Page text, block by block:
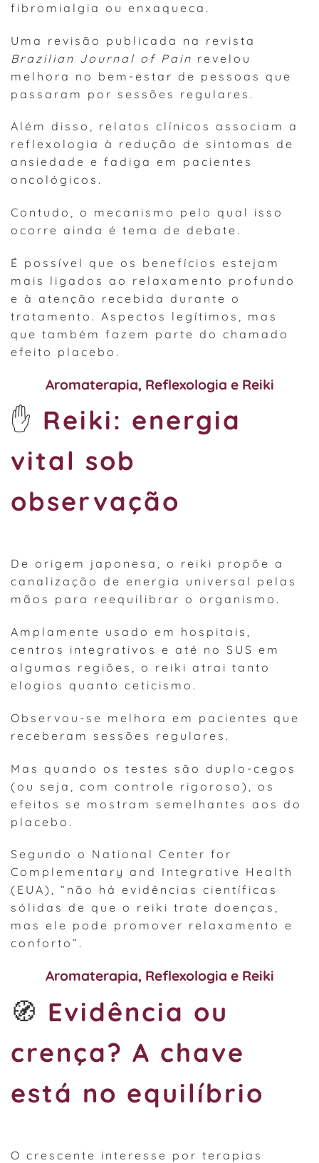
fibromialgia ou enxaqueca.
Uma revisão publicada na revista
Brazilian Journal of Pain revelou
melhora no bem-estar de pessoas que
passaram por sessões regulares.
Além disso, relatos clínicos associam a
reflexologia à redução de sintomas de
ansiedade e fadiga em pacientes
oncológicos.
Contudo, o mecanismo pelo qual isso
ocorre ainda é tema de debate.
É possível que os benefícios estejam
mais ligados ao relaxamento profundo
e à atenção recebida durante o
tratamento. Aspectos legítimos, mas
que também fazem parte do chamado
efeito placebo.
Aromaterapia, Reflexologia e Reiki
✋ Reiki: energia
vital sob
observação
De origem japonesa, o reiki propõe a
canalização de energia universal pelas
mãos para reequilibrar o organismo.
Amplamente usado em hospitais,
centros integrativos e até no SUS em
algumas regiões, o reiki atrai tanto
elogios quanto ceticismo.
Observou-se melhora em pacientes que
receberam sessões regulares.
Mas quando os testes são duplo-cegos
(ou seja, com controle rigoroso), os
efeitos se mostram semelhantes aos do
placebo.
Segundo o National Center for
Complementary and Integrative Health
(EUA), “não há evidências científicas
sólidas de que o reiki trate doenças,
mas ele pode promover relaxamento e
conforto”.
Aromaterapia, Reflexologia e Reiki
🧭 Evidência ou
crença? A chave
está no equilíbrio
O crescente interesse por terapias